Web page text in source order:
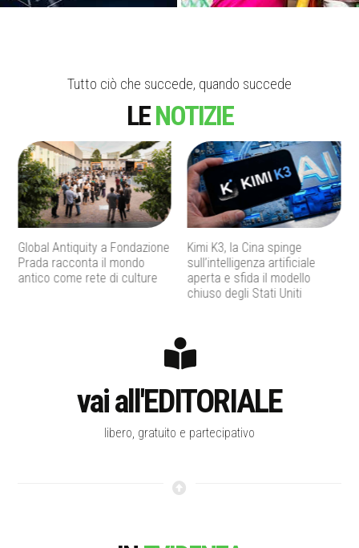
Tutto ciò che succede, quando succede
LENOTIZIE
Kimi K3, la Cina spinge
sull’intelligenza artificiale
aperta e sfida il modello
Don Antonio Mazzi, addio al
fondatore di Exodus che ha
fatto dell’educazione una
strada di speranza
vai all'EDITORIALE
libero, gratuito e partecipativo